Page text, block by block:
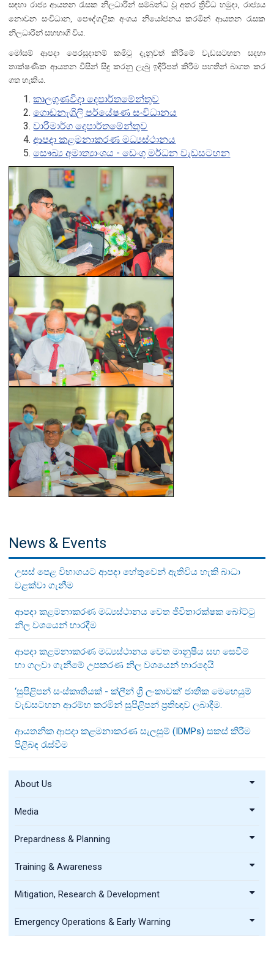
සඳහා රාජ්‍ය ආයතන රැසක නිලධාරින් සම්බන්ධ වූ අතර ත්‍රිවිධ හමුදා‚ රාජ්‍යය
නොවන සංවිධාන, පෞද්ගලික අංශය නියෝජනය කරමින් ආයතන රැසක
නිලධාරීන් සහභාගී විය.
මෝසම් ආපදා පෙරසුදානම් කමිටු දැනුවත් කිරීමේ වැඩසටහන සදහා
තාක්ෂණික ආයතන විසින් සිදු කරනු ලැබු ඉදිරිපත් කිරීම පහතින් බාගත කර
ගත හැකිය.
කාලගුණවිදා දෙපාර්තමේන්තුව
ගොඩනැගිලි පර්යේෂණ සංවිධානය
වාරිමාර්ග දෙපාර්තමේන්තුව
ආපදා කළමනාකරණ මධ්‍යස්ථානය
සෞඛ්‍ය අමාත්‍යාංශය - ඩෙංගු මර්ධන වැඩසටහන
News & Events
උසස් පෙළ විභාගයට ආපදා හේතුවෙන් ඇතිවිය හැකි බාධා
වළක්වා ගැනීම
ආපදා කළමනාකරණ මධ්‍යස්ථානය වෙත ජීවිතාරක්ෂක බෝට්ටු
නිල වශයෙන් භාරදීම
ආපදා කළමනාකරණ මධ්‍යස්ථානය වෙත මානුෂීය සහ සෙවීම්
හා ගලවා ගැනීමේ උපකරණ නිල වශයෙන් භාරදෙයි
‘සුපිළිපන් සංස්කෘතියක් - ක්ලීන් ශ්‍රී ලංකාවක්’ ජාතික මෙහෙයුම්
වැඩසටහන ආරම්භ කරමින් සුපිළිපන් ප්‍රතිඥාව ලබාදීම.
ආයතනික ආපදා කළමනාකරණ සැලසුම් (IDMPs) සකස් කිරීම
පිළිබඳ රැස්වීම
About Us
Media
Prepardness & Planning
Training & Awareness
Mitigation, Research & Development
Emergency Operations & Early Warning